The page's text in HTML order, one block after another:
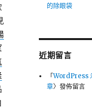
的除眼袋
近期留言
「WordPress
章〉發佈留言